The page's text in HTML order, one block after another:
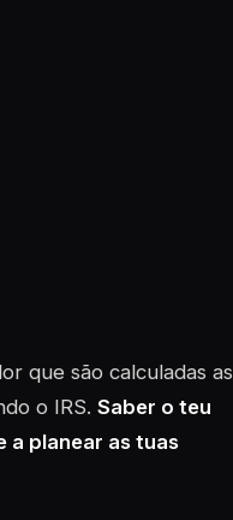
que são calculadas as
o IRS. Saber o teu
a planear as tuas